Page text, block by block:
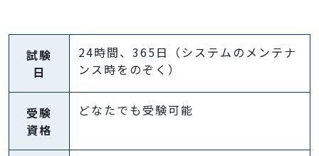
試験
日
24時間、365日（システムのメンテナ
ンス時をのぞく）
受験
資格
どなたでも受験可能